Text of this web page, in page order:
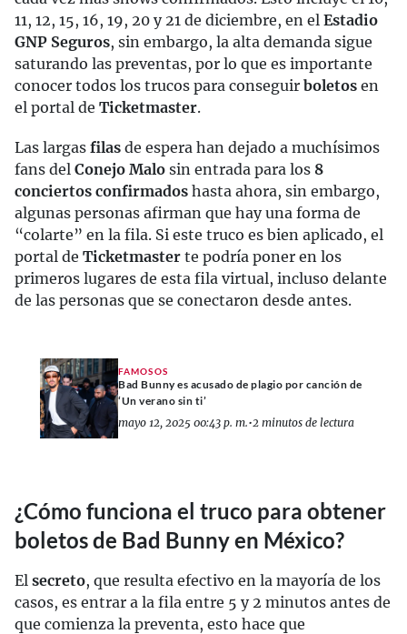
11, 12, 15, 16, 19, 20 y 21 de diciembre, en el Estadio
GNP Seguros, sin embargo, la alta demanda sigue
saturando las preventas, por lo que es importante
conocer todos los trucos para conseguir boletos en
el portal de Ticketmaster.
Las largas filas de espera han dejado a muchísimos
fans del Conejo Malo sin entrada para los 8
conciertos confirmados hasta ahora, sin embargo,
algunas personas afirman que hay una forma de
“colarte” en la fila. Si este truco es bien aplicado, el
portal de Ticketmaster te podría poner en los
primeros lugares de esta fila virtual, incluso delante
de las personas que se conectaron desde antes.
FAMOSOS
Bad Bunny es acusado de plagio por canción de
‘Un verano sin ti’
mayo 12, 2025 00:43 p. m.•2 minutos de lectura
¿Cómo funciona el truco para obtener
boletos de Bad Bunny en México?
El secreto, que resulta efectivo en la mayoría de los
casos, es entrar a la fila entre 5 y 2 minutos antes de
que comienza la preventa, esto hace que